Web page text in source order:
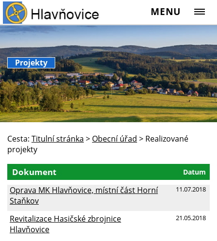
MENU
Projekty
Cesta: Titulní stránka > Obecní úřad > Realizované
projekty
Datum
Dokument
11.07.2018
Oprava MK Hlavňovice, místní část Horní
Staňkov
21.05.2018
Revitalizace Hasičské zbrojnice
Hlavňovice